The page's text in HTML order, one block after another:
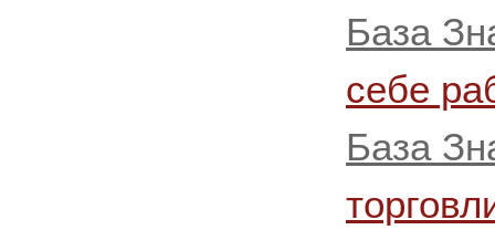
База
себе
База